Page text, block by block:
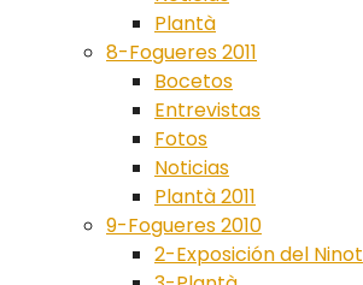
Plantà
8-Fogueres 2011
Bocetos
Entrevistas
Fotos
Noticias
Plantà 2011
9-Fogueres 2010
2-Exposición del Ninot